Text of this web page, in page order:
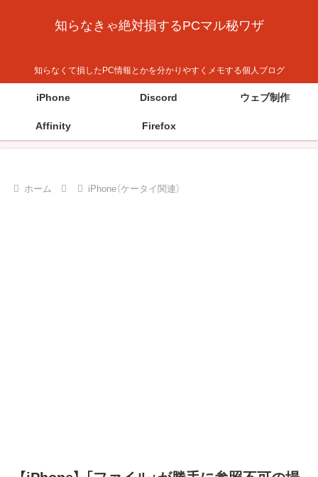
知らなきゃ絶対損するPCマル秘ワザ
知らなくて損したPC情報とかを分かりやすくメモする個人ブログ
iPhone Discord ウェブ制作
Affinity Firefox
ホーム iPhone（ケータイ関連）